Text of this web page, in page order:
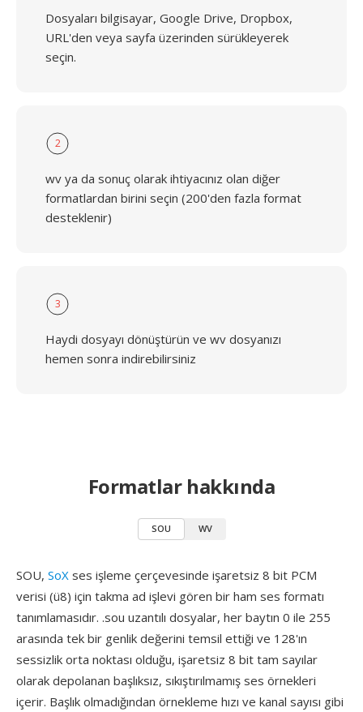
Dosyaları bilgisayar, Google Drive, Dropbox,
URL'den veya sayfa üzerinden sürükleyerek
seçin.
2
wv ya da sonuç olarak ihtiyacınız olan diğer
formatlardan birini seçin (200'den fazla format
desteklenir)
3
Haydi dosyayı dönüştürün ve wv dosyanızı
hemen sonra indirebilirsiniz
Formatlar hakkında
SOU WV
SOU, SoX ses işleme çerçevesinde işaretsiz 8 bit PCM
verisi (ü8) için takma ad işlevi gören bir ham ses formatı
tanımlamasıdır. .sou uzantılı dosyalar, her baytın 0 ile 255
arasında tek bir genlik değerini temsil ettiği ve 128'ın
sessizlik orta noktası olduğu, işaretsiz 8 bit tam sayılar
olarak depolanan başlıksız, sıkıştırılmamış ses örnekleri
içerir. Başlık olmadığından örnekleme hızı ve kanal sayısı gibi